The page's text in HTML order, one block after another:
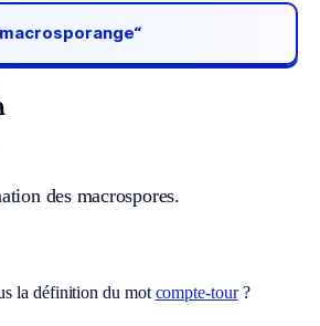
des macrospores.
la définition du mot compte-tour?